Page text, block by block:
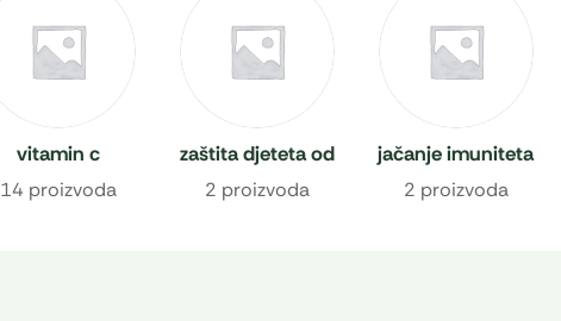
vitamin c
14 proizvoda
zaštita djeteta od
prehlade
2 proizvoda
jačanje imuniteta
2 proizvoda